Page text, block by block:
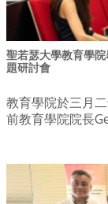
聖若瑟大學教育學
題研討會
教育學院於三月
前教育學院院長